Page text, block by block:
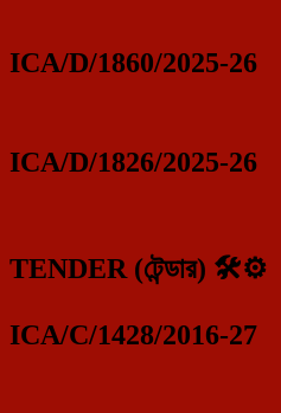
ICA/D/1860/2025-26
ICA/D/1826/2025-26
TENDER (টেন্ডার) 🛠️⚙️
ICA/C/1428/2016-27